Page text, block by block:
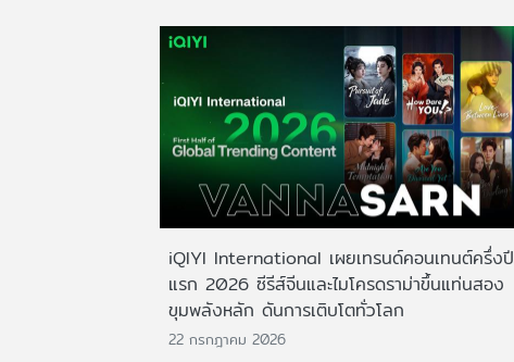
iQIYI International เผยเทรนด์คอนเทนต์ครึ่งปี
แรก 2026 ซีรีส์จีนและไมโครดราม่าขึ้นแท่นสอง
ขุมพลังหลัก ดันการเติบโตทั่วโลก
22 กรกฎาคม 2026